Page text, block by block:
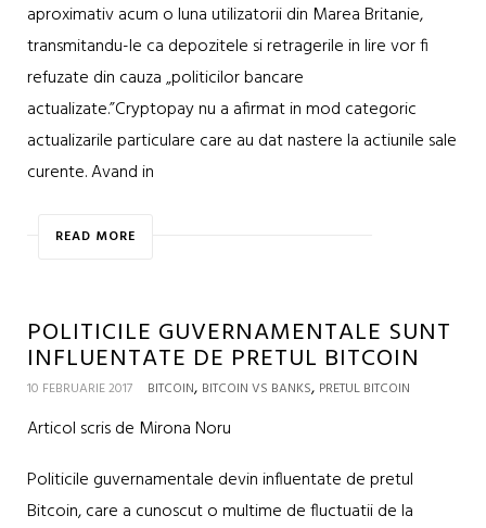
aproximativ acum o luna utilizatorii din Marea Britanie,
transmitandu-le ca depozitele si retragerile in lire vor fi
refuzate din cauza „politicilor bancare
actualizate.”Cryptopay nu a afirmat in mod categoric
actualizarile particulare care au dat nastere la actiunile sale
curente. Avand in
READ MORE
POLITICILE GUVERNAMENTALE SUNT
INFLUENTATE DE PRETUL BITCOIN
10 FEBRUARIE 2017 BITCOIN, BITCOIN VS BANKS, PRETUL BITCOIN
Articol scris de Mirona Noru
Politicile guvernamentale devin influentate de pretul
Bitcoin, care a cunoscut o multime de fluctuatii de la